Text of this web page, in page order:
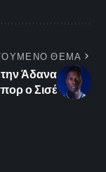
ΘΕΜΑ
Άδανα
ο Σισέ